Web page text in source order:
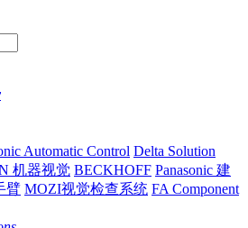
Automatic Control Delta Solution
机器视觉 BECKHOFF Panasonic 建
臂 MOZI视觉检查系统 FA Component